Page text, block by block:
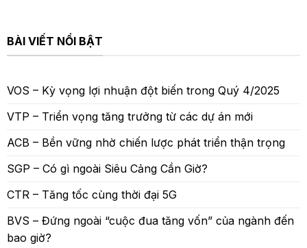
BÀI VIẾT NỔI BẬT
VOS – Kỳ vọng lợi nhuận đột biến trong Quý 4/2025
VTP – Triển vọng tăng trưởng từ các dự án mới
ACB – Bền vững nhờ chiến lược phát triển thận trọng
SGP – Có gì ngoài Siêu Cảng Cần Giờ?
CTR – Tăng tốc cùng thời đại 5G
BVS – Đứng ngoài “cuộc đua tăng vốn” của ngành đến
bao giờ?